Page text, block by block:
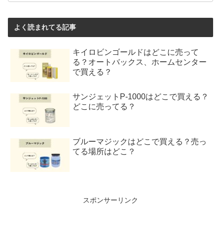
よく読まれてる記事
キイロビンゴールドはどこに売って
る？オートバックス、ホームセンター
で買える？
サンジェットP-1000はどこで買える？
どこに売ってる？
ブルーマジックはどこで買える？売っ
てる場所はどこ？
スポンサーリンク